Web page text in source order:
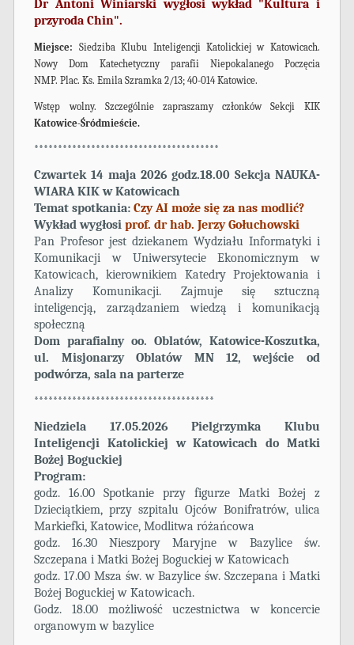
Dr Antoni Winiarski wygłosi wykład "Kultura i
przyroda Chin".
Miejsce: Siedziba Klubu Inteligencji Katolickiej w Katowicach.
Nowy Dom Katechetyczny parafii Niepokalanego Poczęcia
NMP. Plac. Ks. Emila Szramka 2/13; 40-014 Katowice.
Wstęp wolny. Szczególnie zapraszamy członków Sekcji KIK
Katowice-Śródmieście.
***************************************
Czwartek 14 maja 2026 godz.18.00 Sekcja NAUKA-
WIARA KIK w Katowicach
Temat spotkania: Czy AI może się za nas modlić?
Wykład wygłosiprof. dr hab. Jerzy Gołuchowski
Pan Profesor jest dziekanem Wydziału Informatyki i
Komunikacji w Uniwersytecie Ekonomicznym w
Katowicach, kierownikiem Katedry Projektowania i
Analizy Komunikacji. Zajmuje się sztuczną
inteligencją, zarządzaniem wiedzą i komunikacją
społeczną
Dom parafialny oo. Oblatów, Katowice-Koszutka,
ul. Misjonarzy Oblatów MN 12, wejście od
podwórza, sala na parterze
**************************************
Niedziela 17.05.2026 Pielgrzymka Klubu
Inteligencji Katolickiej w Katowicach do Matki
Bożej Boguckiej
Program:
godz. 16.00 Spotkanie przy figurze Matki Bożej z
Dzieciątkiem, przy szpitalu Ojców Bonifratrów, ulica
Markiefki, Katowice, Modlitwa różańcowa
godz. 16.30 Nieszpory Maryjne w Bazylice św.
Szczepana i Matki Bożej Boguckiej w Katowicach
godz. 17.00 Msza św. w Bazylice św. Szczepana i Matki
Bożej Boguckiej w Katowicach.
Godz. 18.00 możliwość uczestnictwa w koncercie
organowym w bazylice